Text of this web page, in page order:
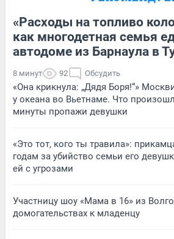
«Расходы на топливо
как многодетная семья
автодоме из Барнаула в
8 минут 92 Обсудить
«Она крикнула: „Дядя Боря!“»
у океана во Вьетнаме. Что
минуты пропажи девушки
«Это тот, кого ты травила»:
годам за убийство семьи его
ей с угрозами
Участницу шоу «Мама в 16» из
домогательствах к младенцу